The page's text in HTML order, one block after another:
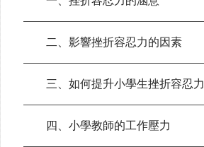
二、影響挫折容忍力的因素
三、如何提升小學生挫折容忍力
四、小學教師的工作壓力